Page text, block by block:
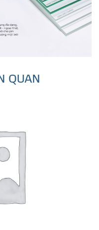
QUAN